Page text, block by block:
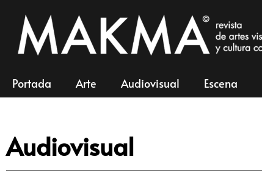
Portada Arte Audiovisual Escena
Audiovisual